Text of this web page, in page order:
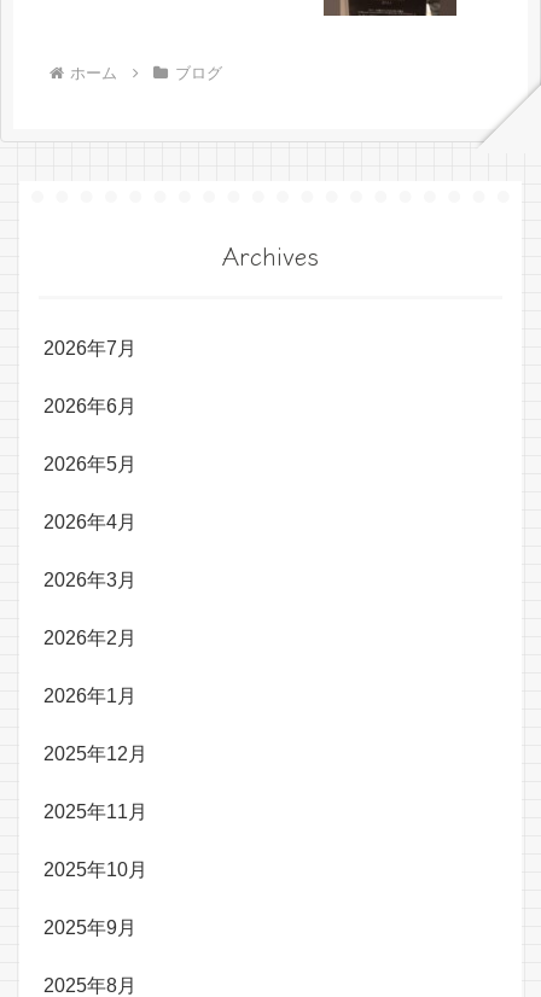
ホーム ブログ
Archives
2026年7月
2026年6月
2026年5月
2026年4月
2026年3月
2026年2月
2026年1月
2025年12月
2025年11月
2025年10月
2025年9月
2025年8月